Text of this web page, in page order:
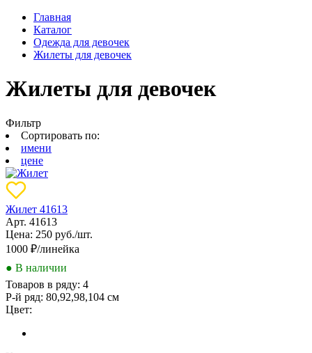
Главная
Каталог
Одежда для девочек
Жилеты для девочек
Жилеты для девочек
Фильтр
Сортировать по:
имени
цене
Жилет 41613
Арт. 41613
Цена: 250 руб./шт.
1000 ₽/линейка
● В наличии
Товаров в ряду: 4
Р-й ряд: 80,92,98,104 см
Цвет: